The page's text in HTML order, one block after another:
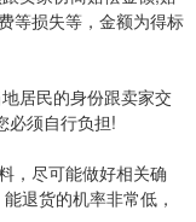
等损失等，金额为得标
居民的身份跟卖家交
必须自行负担!
，尽可能做好相关确
退货的机率非常低，